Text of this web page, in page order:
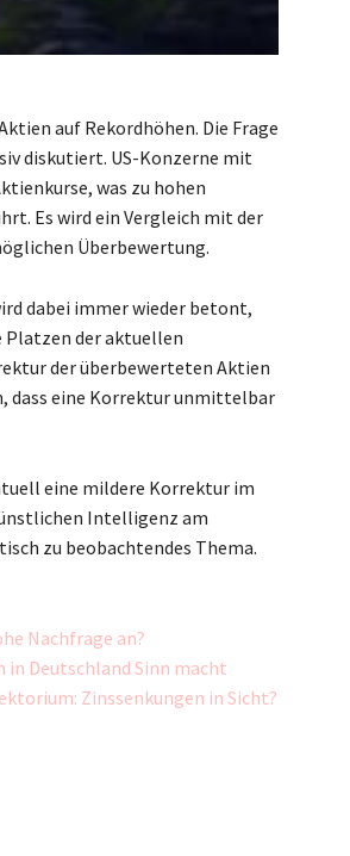
auf Rekordhöhen. Die Frage
diskutiert. US-Konzerne mit
was zu hohen
Es wird ein Vergleich mit der
Überbewertung.
dabei immer wieder betont,
Platzen der aktuellen
der überbewerteten Aktien
dass eine Korrektur unmittelbar
eine mildere Korrektur im
Intelligenz am
zu beobachtendes Thema.
Nachfrage an?
in Deutschland Sinn macht
Zinssenkungen in Sicht?